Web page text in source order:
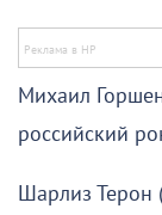
Михаил
российский
Шарлиз Терон